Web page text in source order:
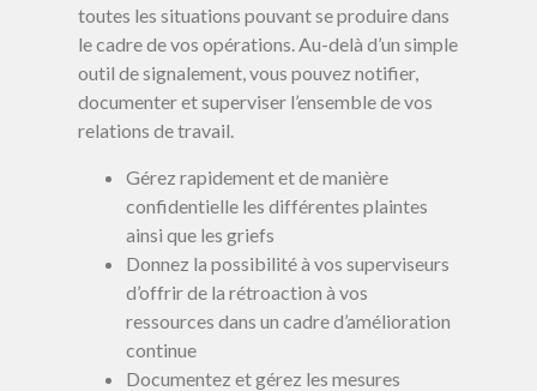
toutes les situations pouvant se produire dans
le cadre de vos opérations. Au-delà d’un simple
outil de signalement, vous pouvez notifier,
documenter et superviser l’ensemble de vos
relations de travail.
Gérez rapidement et de manière
confidentielle les différentes plaintes
ainsi que les griefs
Donnez la possibilité à vos superviseurs
d’offrir de la rétroaction à vos
ressources dans un cadre d’amélioration
continue
Documentez et gérez les mesures